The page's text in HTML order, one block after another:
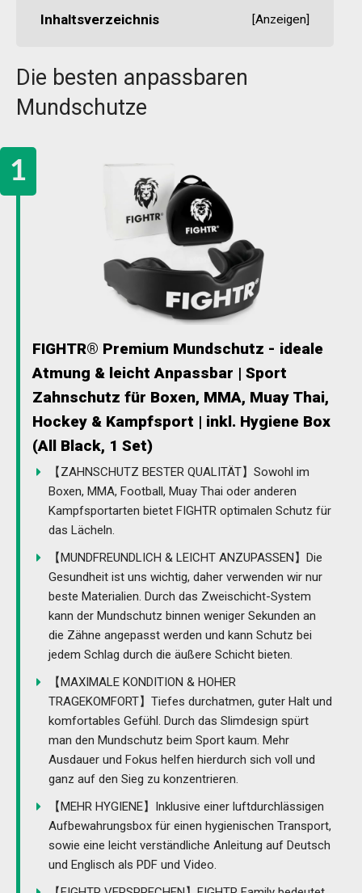
Inhaltsverzeichnis [Anzeigen]
Die besten anpassbaren
Mundschutze
FIGHTR® Premium Mundschutz - ideale
Atmung & leicht Anpassbar | Sport
Zahnschutz für Boxen, MMA, Muay Thai,
Hockey & Kampfsport | inkl. Hygiene Box
(All Black, 1 Set)
【ZAHNSCHUTZ BESTER QUALITÄT】Sowohl im
Boxen, MMA, Football, Muay Thai oder anderen
Kampfsportarten bietet FIGHTR optimalen Schutz für
das Lächeln.
【MUNDFREUNDLICH & LEICHT ANZUPASSEN】Die
Gesundheit ist uns wichtig, daher verwenden wir nur
beste Materialien. Durch das Zweischicht-System
kann der Mundschutz binnen weniger Sekunden an
die Zähne angepasst werden und kann Schutz bei
jedem Schlag durch die äußere Schicht bieten.
【MAXIMALE KONDITION & HOHER
TRAGEKOMFORT】Tiefes durchatmen, guter Halt und
komfortables Gefühl. Durch das Slimdesign spürt
man den Mundschutz beim Sport kaum. Mehr
Ausdauer und Fokus helfen hierdurch sich voll und
ganz auf den Sieg zu konzentrieren.
【MEHR HYGIENE】Inklusive einer luftdurchlässigen
Aufbewahrungsbox für einen hygienischen Transport,
sowie eine leicht verständliche Anleitung auf Deutsch
und Englisch als PDF und Video.